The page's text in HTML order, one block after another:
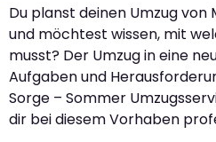
Du planst deinen Umzug
und möchtest wissen, mit
musst? Der Umzug in eine
Aufgaben und
Sorge – Sommer
dir bei diesem Vorhaben